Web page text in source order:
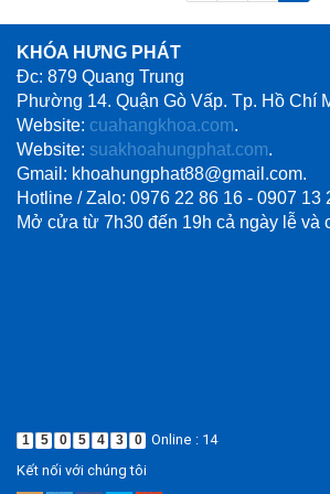
KHÓA HƯNG PHÁT
Đc: 879 Quang Trung
Phường 14. Quận Gò Vấp. Tp. Hồ Chí
Website: cuahangkhoa.com.
Website: suakhoahungphat.com.
Gmail: khoahungphat88@gmail.com.
Hotline / Zalo: 0976 22 86 16 - 0907 13
Mở cửa từ 7h30 đến 19h cả ngày lễ và
1 5 0 5 4 3 0
Online : 14
Kết nối với chúng tôi